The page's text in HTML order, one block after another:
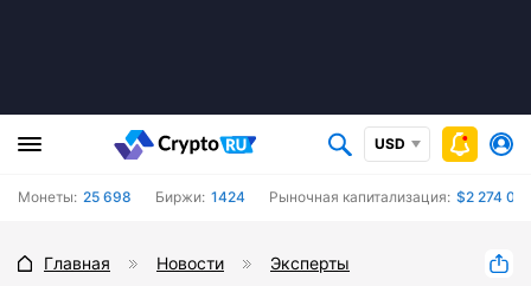
USD
Монеты: 25 698 Биржи: 1424 Рыночная капитализация: $2 274
Главная Новости Эксперты